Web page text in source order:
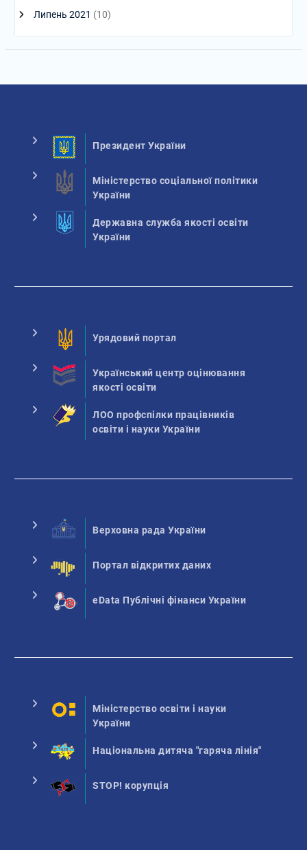
Липень 2021 (10)
Президент України
Міністерство соціальної політики
України
Державна служба якості освіти
України
Урядовий портал
Український центр оцінювання
якості освіти
ЛОО профспілки працівників
освіти і науки України
Верховна рада України
Портал відкритих даних
eData Публічні фінанси України
Міністерство освіти і науки
України
Національна дитяча "гаряча лінія"
STOP! корупція